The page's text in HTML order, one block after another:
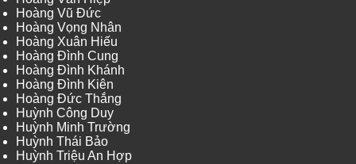
Hoàng Vũ Đức
Hoàng Vọng Nhân
Hoàng Xuân Hiếu
Hoàng Đình Cung
Hoàng Đình Khánh
Hoàng Đình Kiên
Hoàng Đức Thắng
Huỳnh Công Duy
Huỳnh Minh Trường
Huỳnh Thái Bảo
Huỳnh Triệu An Hợp